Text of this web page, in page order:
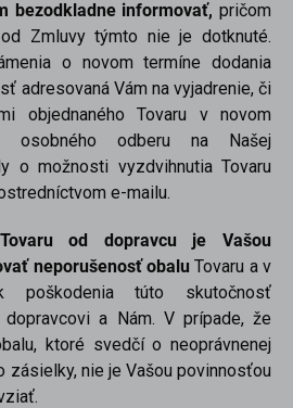
bezodkladne informovať, pričom
Zmluvy týmto nie je dotknuté.
o novom termíne dodania
adresovaná Vám na vyjadrenie, či
objednaného Tovaru v novom
osobného odberu na Našej
o možnosti vyzdvihnutia Tovaru
e-mailu.
od dopravcu je Vašou
neporušenosť obalu Tovaru a v
poškodenia túto skutočnosť
a Nám. V prípade, že
ktoré svedčí o neoprávnenej
zásielky, nie je Vašou povinnosťou